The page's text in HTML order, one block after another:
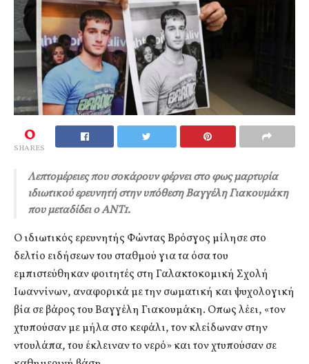
0
SHARES
Λεπτομέρειες που σοκάρουν φέρνει στο φως μαρτυρία
ιδιωτικού ερευνητή στην υπόθεση Βαγγέλη Γιακουμάκη
που μεταδίδει ο ΑΝΤ1.
Ο ιδιωτικός ερευνητής Φώντας Βρόσγος μίλησε στο
δελτίο ειδήσεων του σταθμού για τα όσα του
εμπιστεύθηκαν φοιτητές στη Γαλακτοκομική Σχολή
Ιωαννίνων, αναφορικά με την σωματική και ψυχολογική
βία σε βάρος του Βαγγέλη Γιακουμάκη. Οπως λέει, «τον
χτυπούσαν με μήλα στο κεφάλι, τον κλείδωναν στην
ντουλάπα, του έκλειναν το νερό» και τον χτυπούσαν σε